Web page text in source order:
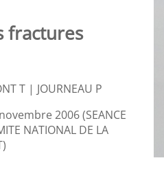
fractures
T | JOURNEAU P
2006 (SEANCE
NATIONAL DE LA